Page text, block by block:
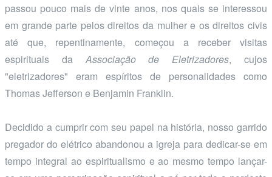
passou pouco mais de vinte anos, nos quais se interessou
em grande parte pelos direitos da mulher e os direitos civis
até que, repentinamente, começou a receber visitas
espirituais daAssociação de Eletrizadores, cujos
"eletrizadores" eram espíritos de personalidades como
Thomas Jefferson e Benjamin Franklin.
Decidido a cumprir com seu papel na história, nosso garrido
pregador do elétrico abandonou a igreja para dedicar-se em
tempo integral ao espiritualismo e ao mesmo tempo lançar-